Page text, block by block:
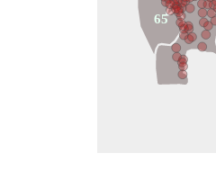
65